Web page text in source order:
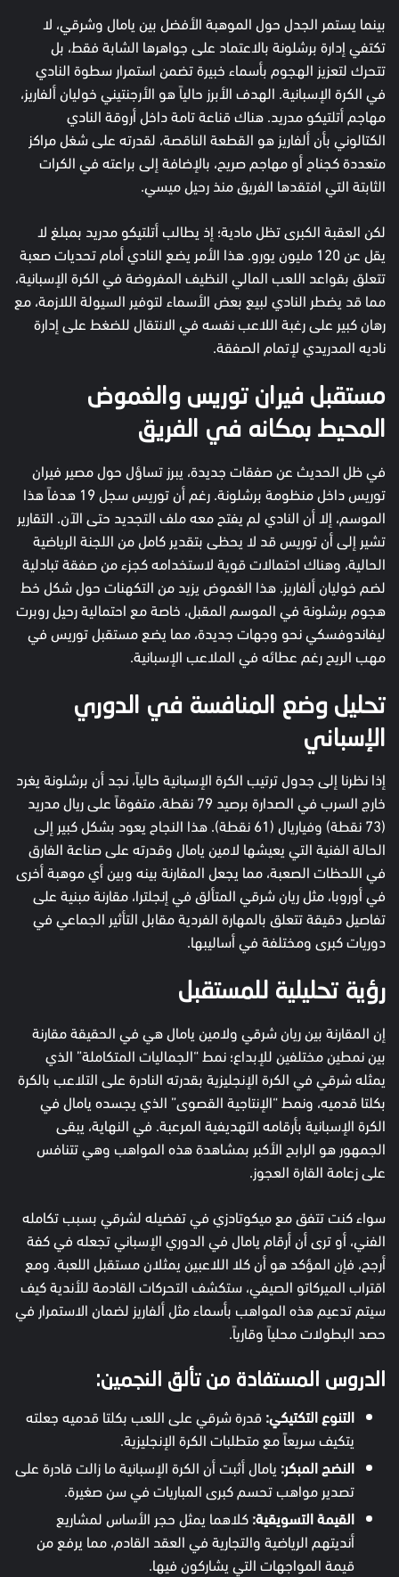
بينما يستمر الجدل حول الموهبة الأفضل بين يامال وشرقي، لا
تكتفي إدارة برشلونة بالاعتماد على جواهرها الشابة فقط، بل
تتحرك لتعزيز الهجوم بأسماء خبيرة تضمن استمرار سطوة النادي
في الكرة الإسبانية. الهدف الأبرز حالياً هو الأرجنتيني خوليان ألفاريز،
مهاجم أتلتيكو مدريد. هناك قناعة تامة داخل أروقة النادي
الكتالوني بأن ألفاريز هو القطعة الناقصة، لقدرته على شغل مراكز
متعددة كجناح أو مهاجم صريح، بالإضافة إلى براعته في الكرات
الثابتة التي افتقدها الفريق منذ رحيل ميسي.
لكن العقبة الكبرى تظل مادية؛ إذ يطالب أتلتيكو مدريد بمبلغ لا
يقل عن 120 مليون يورو. هذا الأمر يضع النادي أمام تحديات صعبة
تتعلق بقواعد اللعب المالي النظيف المفروضة في الكرة الإسبانية،
مما قد يضطر النادي لبيع بعض الأسماء لتوفير السيولة اللازمة، مع
رهان كبير على رغبة اللاعب نفسه في الانتقال للضغط على إدارة
ناديه المدريدي لإتمام الصفقة.
مستقبل فيران توريس والغموض
المحيط بمكانه في الفريق
في ظل الحديث عن صفقات جديدة، يبرز تساؤل حول مصير فيران
توريس داخل منظومة برشلونة. رغم أن توريس سجل 19 هدفاً هذا
الموسم، إلا أن النادي لم يفتح معه ملف التجديد حتى الآن. التقارير
تشير إلى أن توريس قد لا يحظى بتقدير كامل من اللجنة الرياضية
الحالية، وهناك احتمالات قوية لاستخدامه كجزء من صفقة تبادلية
لضم خوليان ألفاريز. هذا الغموض يزيد من التكهنات حول شكل خط
هجوم برشلونة في الموسم المقبل، خاصة مع احتمالية رحيل روبرت
ليفاندوفسكي نحو وجهات جديدة، مما يضع مستقبل توريس في
مهب الريح رغم عطائه في الملاعب الإسبانية.
تحليل وضع المنافسة في الدوري
الإسباني
إذا نظرنا إلى جدول ترتيب الكرة الإسبانية حالياً، نجد أن برشلونة يغرد
خارج السرب في الصدارة برصيد 79 نقطة، متفوقاً على ريال مدريد
(73 نقطة) وفياريال (61 نقطة). هذا النجاح يعود بشكل كبير إلى
الحالة الفنية التي يعيشها لامين يامال وقدرته على صناعة الفارق
في اللحظات الصعبة، مما يجعل المقارنة بينه وبين أي موهبة أخرى
في أوروبا، مثل ريان شرقي المتألق في إنجلترا، مقارنة مبنية على
تفاصيل دقيقة تتعلق بالمهارة الفردية مقابل التأثير الجماعي في
دوريات كبرى ومختلفة في أساليبها.
رؤية تحليلية للمستقبل
إن المقارنة بين ريان شرقي ولامين يامال هي في الحقيقة مقارنة
بين نمطين مختلفين للإبداع؛ نمط “الجماليات المتكاملة” الذي
يمثله شرقي في الكرة الإنجليزية بقدرته النادرة على التلاعب بالكرة
بكلتا قدميه، ونمط “الإنتاجية القصوى” الذي يجسده يامال في
الكرة الإسبانية بأرقامه التهديفية المرعبة. في النهاية، يبقى
الجمهور هو الرابح الأكبر بمشاهدة هذه المواهب وهي تتنافس
على زعامة القارة العجوز.
سواء كنت تتفق مع ميكوتادزي في تفضيله لشرقي بسبب تكامله
الفني، أو ترى أن أرقام يامال في الدوري الإسباني تجعله في كفة
أرجح، فإن المؤكد هو أن كلا اللاعبين يمثلان مستقبل اللعبة. ومع
اقتراب الميركاتو الصيفي، ستكشف التحركات القادمة للأندية كيف
سيتم تدعيم هذه المواهب بأسماء مثل ألفاريز لضمان الاستمرار في
حصد البطولات محلياً وقارياً.
الدروس المستفادة من تألق النجمين:
التنوع التكتيكي: قدرة شرقي على اللعب بكلتا قدميه جعلته
يتكيف سريعاً مع متطلبات الكرة الإنجليزية.
النضج المبكر: يامال أثبت أن الكرة الإسبانية ما زالت قادرة على
تصدير مواهب تحسم كبرى المباريات في سن صغيرة.
القيمة التسويقية: كلاهما يمثل حجر الأساس لمشاريع
أنديتهم الرياضية والتجارية في العقد القادم، مما يرفع من
قيمة المواجهات التي يشاركون فيها.